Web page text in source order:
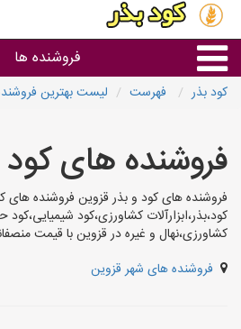
فروشنده ها
استان ها
کود بذر فهرست لیست بهترین
فروشنده های
فروشنده های کود و بذر قزوین فروشنده
کود،بذر،ابزارآلات کشاورزی،کود
کشاورزی،نهال و غیره در قزوین با قیمت
فروشنده های شهر قزوین